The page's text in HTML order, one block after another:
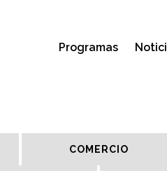
Programas
COMERCIO